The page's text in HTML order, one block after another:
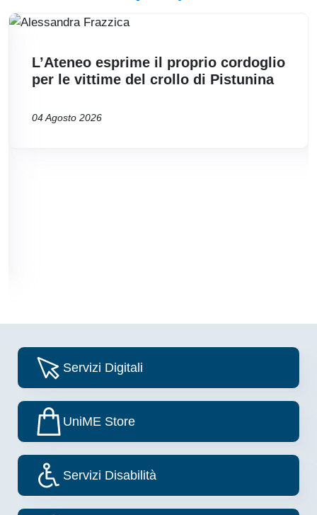
L’Ateneo esprime il proprio cordoglio
per le vittime del crollo di Pistunina
04 Agosto 2026
ImageServizi Digitali
ImageUniME Store
ImageServizi Disabilità